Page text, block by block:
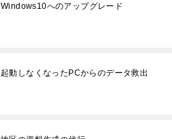
Windows10へのアップグレード
起動しなくなったPCからのデータ救出